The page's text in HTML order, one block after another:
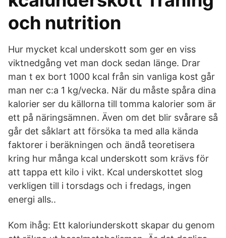
och nutrition
Hur mycket kcal underskott som ger en viss
viktnedgång vet man dock sedan länge. Drar
man t ex bort 1000 kcal från sin vanliga kost går
man ner c:a 1 kg/vecka. När du måste spåra dina
kalorier ser du källorna till tomma kalorier som är
ett på näringsämnen. Även om det blir svårare så
går det såklart att försöka ta med alla kända
faktorer i beräkningen och ändå teoretisera
kring hur många kcal underskott som krävs för
att tappa ett kilo i vikt. Kcal underskottet slog
verkligen till i torsdags och i fredags, ingen
energi alls..
Kom ihåg: Ett kaloriunderskott skapar du genom